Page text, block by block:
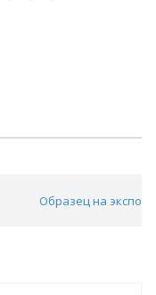
Образец на